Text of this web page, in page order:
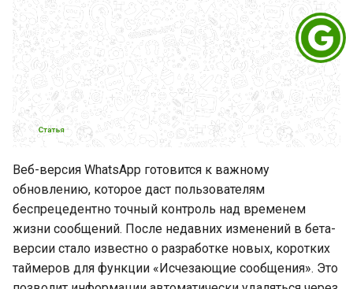
Новая функция
блокирования сообщений
от неизвестных
отправителей в WhatsApp
10 советов эффективных
рассылок в WhatsApp от
Канал общения с
клиентами в 2025 году:
WhatsApp vs Email
Как правильно проверить
Веб-версия WhatsApp готовится к важному
обновлению, которое даст пользователям
беспрецедентно точный контроль над временем
жизни сообщений. После недавних изменений в бета-
версии стало известно о разработке новых, коротких
таймеров для функции «Исчезающие сообщения». Это